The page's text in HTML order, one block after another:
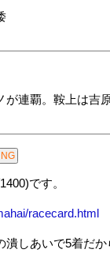
が連覇。鞍上は吉
です。
racecard.html
しあいで5着だ